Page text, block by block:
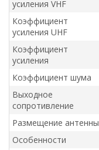
усиления VHF
Коэффициент
усиления UHF
Коэффициент
усиления
Коэффициент шума
Выходное
сопротивление
Размещение антенны
Особенности